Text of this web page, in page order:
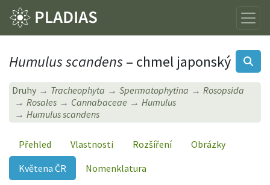
Humulus scandens – chmel japonský
Druhy Tracheophyta Spermatophytina
Rosopsida
Rosales
Cannabaceae
Humulus
Humulus scandens
Přehled Vlastnosti Rozšíření
Obrázky
Květena ČR
Nomenklatura